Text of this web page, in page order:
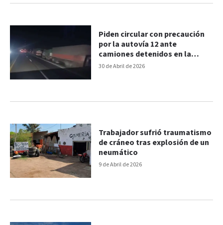
30 de Abril de 2026
Piden circular con precaución
por la autovía 12 ante
camiones detenidos en la
banquina
9 de Abril de 2026
Trabajador sufrió traumatismo
de cráneo tras explosión de un
neumático